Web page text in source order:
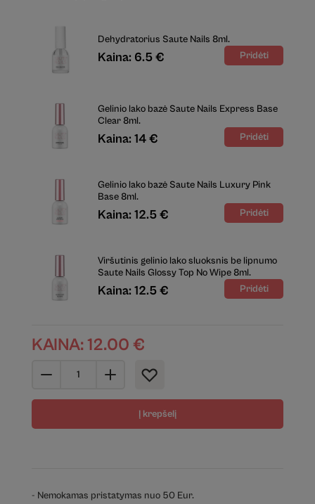
Dehydratorius Saute Nails 8ml.
Kaina: 6.5 €
Gelinio lako bazė Saute Nails Express Base
Clear 8ml.
Kaina: 14 €
Gelinio lako bazė Saute Nails Luxury Pink
Base 8ml.
Kaina: 12.5 €
Viršutinis gelinio lako sluoksnis be lipnumo
Saute Nails Glossy Top No Wipe 8ml.
Kaina: 12.5 €
KAINA: 12.00 €
Į krepšelį
- Nemokamas pristatymas nuo 50 Eur.